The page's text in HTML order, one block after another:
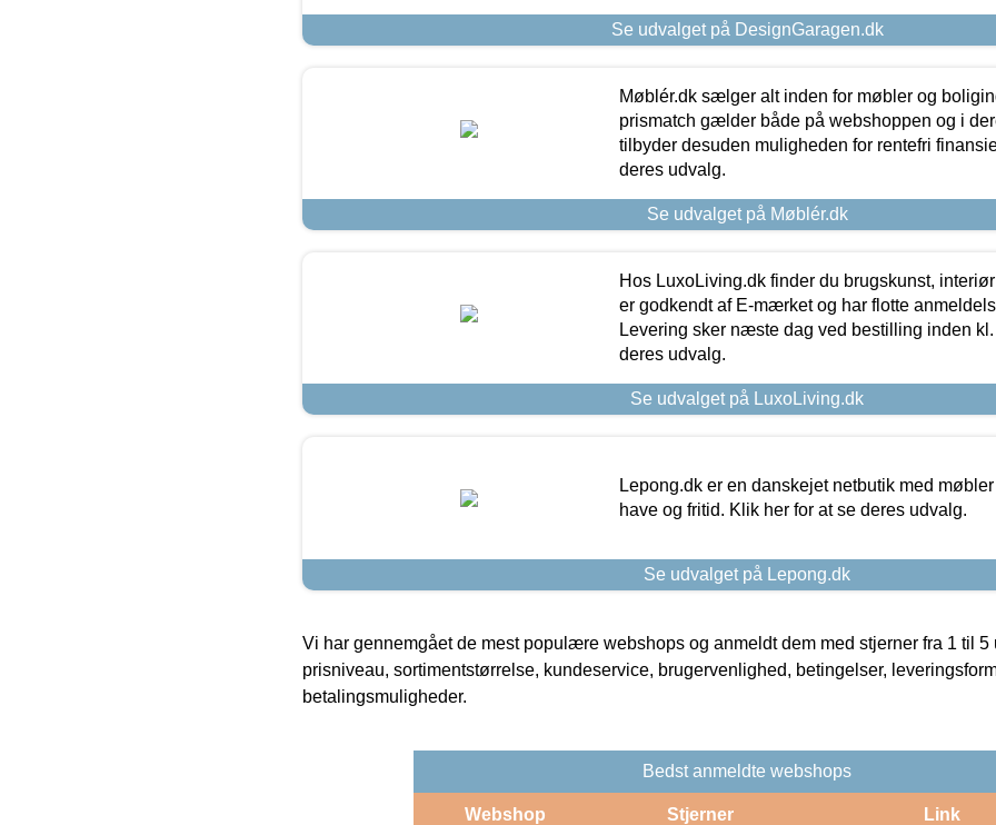
Se udvalget på DesignGaragen.dk
Møblér.dk sælger alt inden for møbler og
prismatch gælder både på webshoppen og i
tilbyder desuden muligheden for rentefri
deres udvalg.
Se udvalget på Møblér.dk
Hos LuxoLiving.dk finder du brugskunst,
er godkendt af E-mærket og har flotte
Levering sker næste dag ved bestilling inden
deres udvalg.
Se udvalget på LuxoLiving.dk
Lepong.dk er en danskejet netbutik med
have og fritid. Klik her for at se deres udvalg.
Se udvalget på Lepong.dk
Vi har gennemgået de mest populære webshops og anmeldt dem med stjerner fra 1 til 5
prisniveau, sortimentstørrelse, kundeservice, brugervenlighed, betingelser,
betalingsmuligheder.
Bedst anmeldte webshops
Webshop Stjerner Link